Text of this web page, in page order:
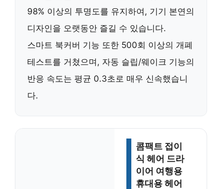
98% 이상의 투명도를 유지하여, 기기 본연의
디자인을 오랫동안 즐길 수 있습니다.
스마트 북커버 기능 또한 500회 이상의 개폐
테스트를 거쳤으며, 자동 슬립/웨이크 기능의
반응 속도는 평균 0.3초로 매우 신속했습니
다.
콤팩트 접이
식 헤어 드라
이어 여행용
휴대용 헤어